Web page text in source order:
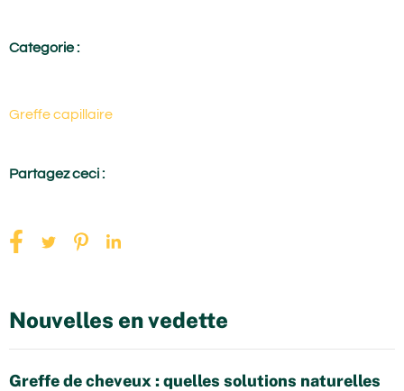
Categorie :
Greffe capillaire
Partagez ceci :
Nouvelles en vedette
Greffe de cheveux : quelles solutions naturelles